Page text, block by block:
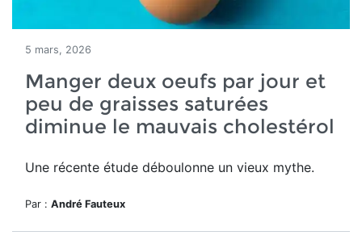
5 mars, 2026
Manger deux oeufs par jour et
peu de graisses saturées
diminue le mauvais cholestérol
Une récente étude déboulonne un vieux mythe.
Par : André Fauteux